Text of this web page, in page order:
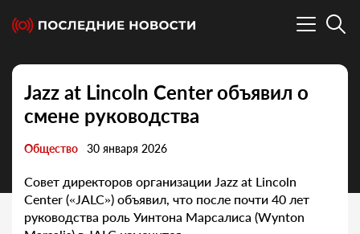
Jazz at Lincoln Center объявил о
смене руководства
Общество 30 января 2026
Совет директоров организации Jazz at Lincoln
Center («JALC») объявил, что после почти 40 лет
руководства роль Уинтона Марсалиса (Wynton